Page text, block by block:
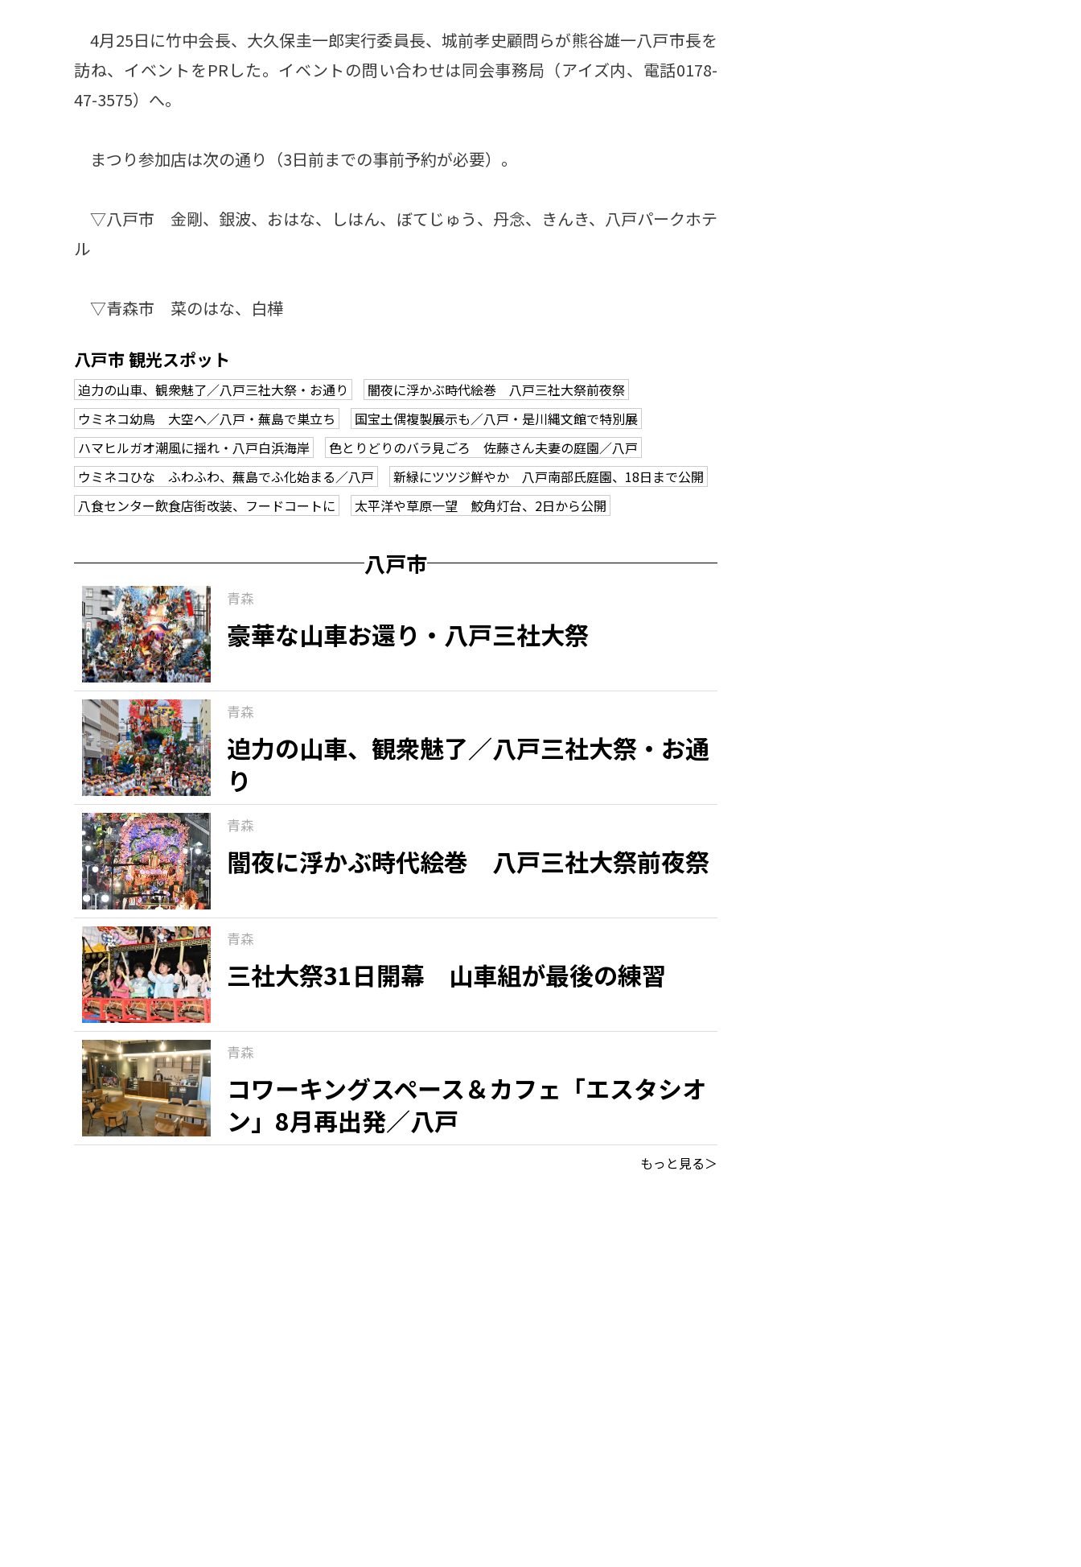
4月25日に竹中会長、大久保圭一郎実行委員長、城前孝史顧問らが熊谷雄一八戸市長を
訪ね、イベントをPRした。イベントの問い合わせは同会事務局（アイズ内、電話0178-
47-3575）へ。
まつり参加店は次の通り（3日前までの事前予約が必要）。
▽八戸市 金剛、銀波、おはな、しはん、ぼてじゅう、丹念、きんき、八戸パークホテ
ル
▽青森市 菜のはな、白樺
八戸市 観光スポット
迫力の山車、観衆魅了／八戸三社大祭・お通り
闇夜に浮かぶ時代絵巻 八戸三社大祭前夜祭
ウミネコ幼鳥 大空へ／八戸・蕪島で巣立ち
国宝土偶複製展示も／八戸・是川縄文館で特別展
ハマヒルガオ潮風に揺れ・八戸白浜海岸
色とりどりのバラ見ごろ 佐藤さん夫妻の庭園／八戸
ウミネコひな ふわふわ、蕪島でふ化始まる／八戸
新緑にツツジ鮮やか 八戸南部氏庭園、18日まで公開
八食センター飲食店街改装、フードコートに
太平洋や草原一望 鮫角灯台、2日から公開
八戸市
青森
豪華な山車お還り・八戸三社大祭
青森
迫力の山車、観衆魅了／八戸三社大祭・お通
り
青森
闇夜に浮かぶ時代絵巻 八戸三社大祭前夜祭
青森
三社大祭31日開幕 山車組が最後の練習
青森
コワーキングスペース＆カフェ「エスタシオ
ン」8月再出発／八戸
もっと見る＞